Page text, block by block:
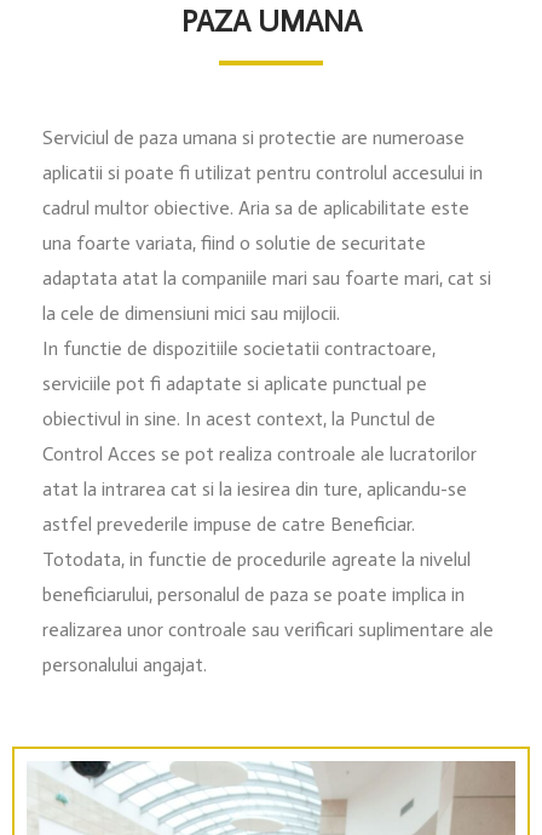
PAZA UMANA
Serviciul de paza umana si protectie are numeroase
aplicatii si poate fi utilizat pentru controlul accesului in
cadrul multor obiective. Aria sa de aplicabilitate este
una foarte variata, fiind o solutie de securitate
adaptata atat la companiile mari sau foarte mari, cat si
la cele de dimensiuni mici sau mijlocii.
In functie de dispozitiile societatii contractoare,
serviciile pot fi adaptate si aplicate punctual pe
obiectivul in sine. In acest context, la Punctul de
Control Acces se pot realiza controale ale lucratorilor
atat la intrarea cat si la iesirea din ture, aplicandu-se
astfel prevederile impuse de catre Beneficiar.
Totodata, in functie de procedurile agreate la nivelul
beneficiarului, personalul de paza se poate implica in
realizarea unor controale sau verificari suplimentare ale
personalului angajat.